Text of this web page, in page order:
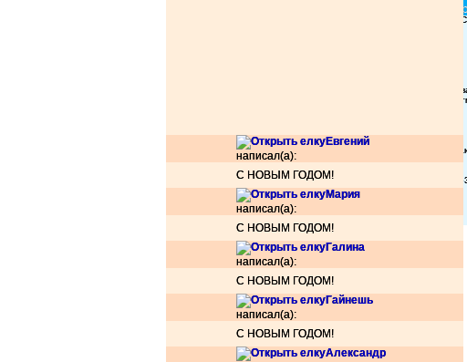
Евгений
написал(а):
С НОВЫМ ГОДОМ!
Мария
написал(а):
С НОВЫМ ГОДОМ!
Галина
написал(а):
С НОВЫМ ГОДОМ!
Гайнешь
написал(а):
С НОВЫМ ГОДОМ!
Александр
Ёлочки красавицы - принимают подарки,
ВСЕХ ЖДУ В ГОСТИ !!!
поздравляю всех с наступающим!!!всего
Приглашаю всех друзей старых и новых
ёлочка для всех!!!!!!!!!!!!!!!!!!!!!!!!!!!!
мои друзья и те кого
Ёлочка моей любимой семьи
Моя мечта
ШкодницаВ Новом году желаю: 12 месяцев без болезней,
Tom
Ёлочка маленьких путешествениц
Новогодняя